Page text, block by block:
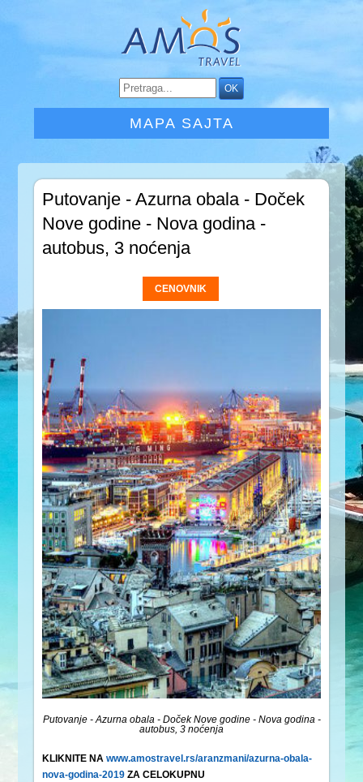
MAPA SAJTA
Putovanje - Azurna obala - Doček
Nove godine - Nova godina -
autobus, 3 noćenja
CENOVNIK
Putovanje - Azurna obala - Doček Nove godine - Nova godina -
autobus, 3 noćenja
KLIKNITE NAwww.amostravel.rs/aranzmani/azurna-obala-
nova-godina-2019 ZA CELOKUPNU